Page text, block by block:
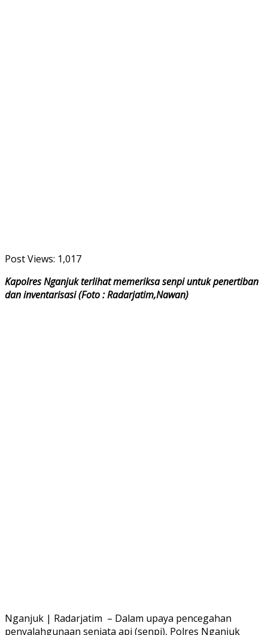
Post Views: 1,017
Kapolres Nganjuk terlihat memeriksa senpi untuk penertiban
dan inventarisasi (Foto : Radarjatim,Nawan)
Nganjuk | Radarjatim – Dalam upaya pencegahan
penyalahgunaan senjata api (senpi), Polres Nganjuk